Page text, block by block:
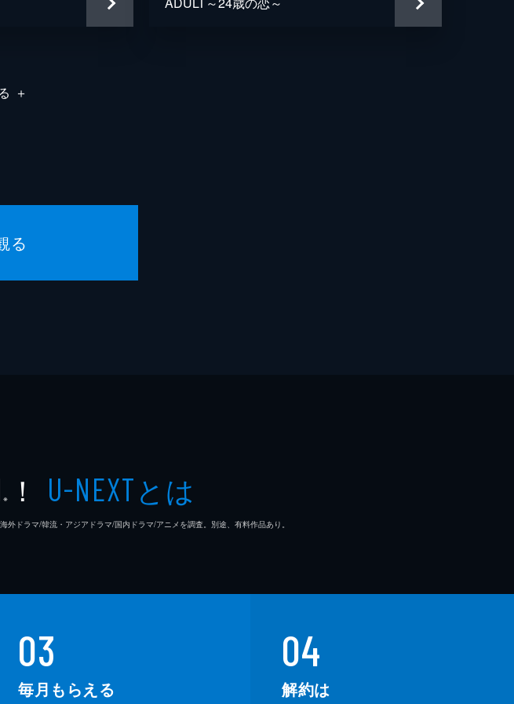
＋
る
※ ！ U-NEXTとは
ドラマ/韓流・アジアドラマ/国内ドラマ/アニメを調査。別途、有料作品あり。
03
毎月もらえる
04
解約は